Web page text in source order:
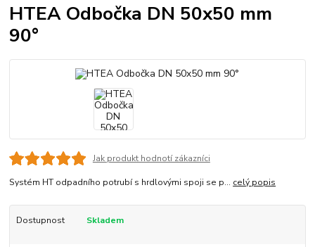
HTEA Odbočka DN 50x50 mm
90°
Jak produkt hodnotí zákazníci
Systém HT odpadního potrubí s hrdlovými spoji se p... celý popis
Dostupnost Skladem